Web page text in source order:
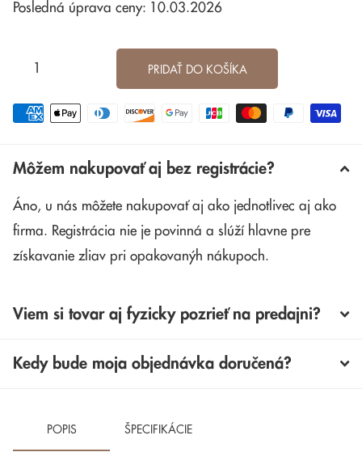
Posledná úprava ceny: 10.03.2026
PRIDAŤ DO KOŠÍKA
Môžem nakupovať aj bez registrácie?
Áno, u nás môžete nakupovať aj ako jednotlivec aj ako
firma. Registrácia nie je povinná a slúží hlavne pre
získavanie zliav pri opakovanýh nákupoch.
Viem si tovar aj fyzicky pozrieť na predajni?
Kedy bude moja objednávka doručená?
POPIS ŠPECIFIKÁCIE